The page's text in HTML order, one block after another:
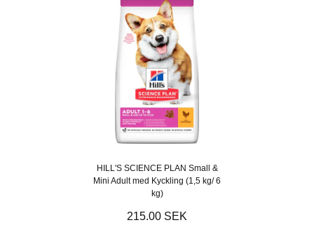
HILL'S SCIENCE PLAN Small &
Mini Adult med Kyckling (1,5 kg/ 6
kg)
215.00 SEK